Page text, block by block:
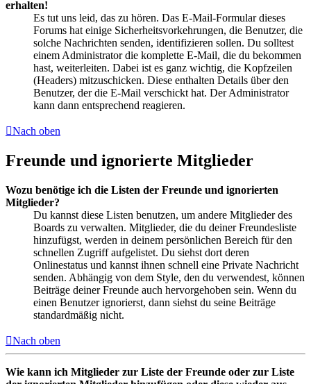
erhalten!
Es tut uns leid, das zu hören. Das E-Mail-Formular dieses
Forums hat einige Sicherheitsvorkehrungen, die Benutzer, die
solche Nachrichten senden, identifizieren sollen. Du solltest
einem Administrator die komplette E-Mail, die du bekommen
hast, weiterleiten. Dabei ist es ganz wichtig, die Kopfzeilen
(Headers) mitzuschicken. Diese enthalten Details über den
Benutzer, der die E-Mail verschickt hat. Der Administrator
kann dann entsprechend reagieren.
Nach oben
Freunde und ignorierte Mitglieder
Wozu benötige ich die Listen der Freunde und ignorierten
Mitglieder?
Du kannst diese Listen benutzen, um andere Mitglieder des
Boards zu verwalten. Mitglieder, die du deiner Freundesliste
hinzufügst, werden in deinem persönlichen Bereich für den
schnellen Zugriff aufgelistet. Du siehst dort deren
Onlinestatus und kannst ihnen schnell eine Private Nachricht
senden. Abhängig von dem Style, den du verwendest, können
Beiträge deiner Freunde auch hervorgehoben sein. Wenn du
einen Benutzer ignorierst, dann siehst du seine Beiträge
standardmäßig nicht.
Nach oben
Wie kann ich Mitglieder zur Liste der Freunde oder zur Liste